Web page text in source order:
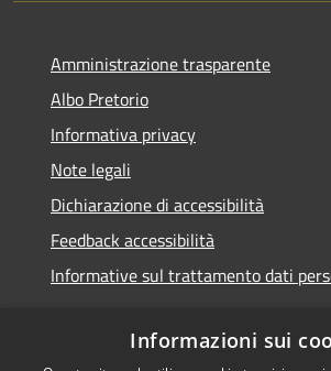
Amministrazione trasparente
Albo Pretorio
Informativa privacy
Note legali
Dichiarazione di accessibilità
Feedback accessibilità
Informative sul trattamento dati
Informazioni sui